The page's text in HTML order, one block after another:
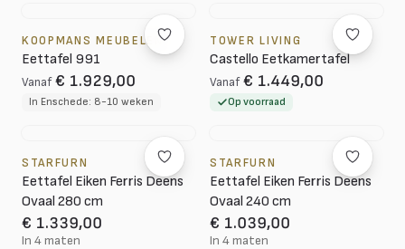
KOOPMANS MEUBELEN
Eettafel 991
Vanaf € 1.929,00
In Enschede: 8-10 weken
TOWER LIVING
Castello Eetkamertafel
Vanaf € 1.449,00
Op voorraad
STARFURN
Eettafel Eiken Ferris Deens
Ovaal 280 cm
€ 1.339,00
In 4 maten
STARFURN
Eettafel Eiken Ferris Deens
Ovaal 240 cm
€ 1.039,00
In 4 maten